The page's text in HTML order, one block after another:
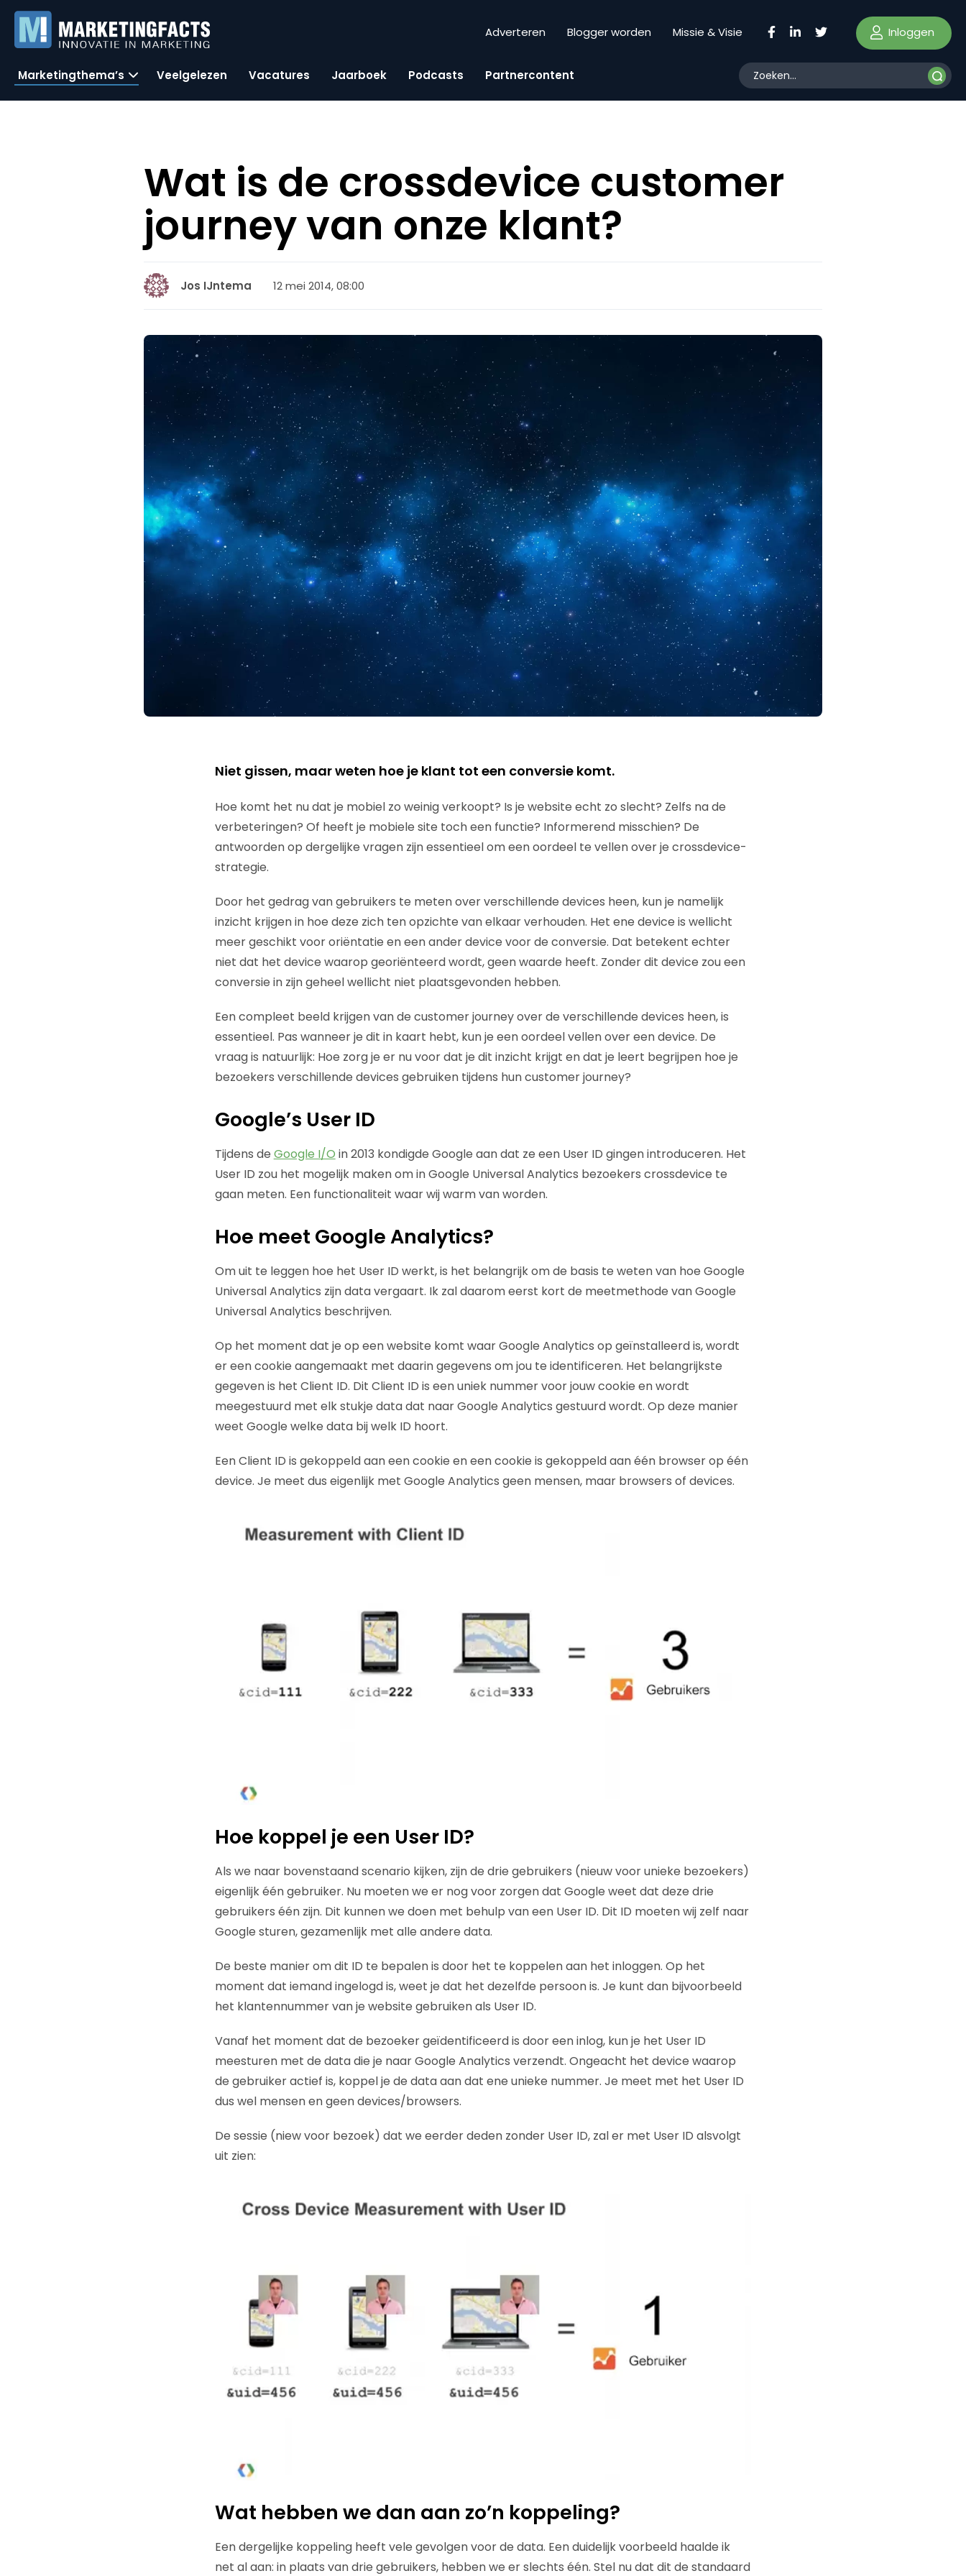
Adverteren Blogger worden Missie & Visie Inloggen
Marketingthema’s Veelgelezen Vacatures Jaarboek Podcasts Partnercontent
Wat is de crossdevice customer
journey van onze klant?
Jos IJntema 12 mei 2014, 08:00
Niet gissen, maar weten hoe je klant tot een conversie komt.
Hoe komt het nu dat je mobiel zo weinig verkoopt? Is je website echt zo slecht? Zelfs na de
verbeteringen? Of heeft je mobiele site toch een functie? Informerend misschien? De
antwoorden op dergelijke vragen zijn essentieel om een oordeel te vellen over je crossdevice-
strategie.
Door het gedrag van gebruikers te meten over verschillende devices heen, kun je namelijk
inzicht krijgen in hoe deze zich ten opzichte van elkaar verhouden. Het ene device is wellicht
meer geschikt voor oriëntatie en een ander device voor de conversie. Dat betekent echter
niet dat het device waarop georiënteerd wordt, geen waarde heeft. Zonder dit device zou een
conversie in zijn geheel wellicht niet plaatsgevonden hebben.
Een compleet beeld krijgen van de customer journey over de verschillende devices heen, is
essentieel. Pas wanneer je dit in kaart hebt, kun je een oordeel vellen over een device. De
vraag is natuurlijk: Hoe zorg je er nu voor dat je dit inzicht krijgt en dat je leert begrijpen hoe je
bezoekers verschillende devices gebruiken tijdens hun customer journey?
Google’s User ID
Tijdens de Google I/O in 2013 kondigde Google aan dat ze een User ID gingen introduceren. Het
User ID zou het mogelijk maken om in Google Universal Analytics bezoekers crossdevice te
gaan meten. Een functionaliteit waar wij warm van worden.
Hoe meet Google Analytics?
Om uit te leggen hoe het User ID werkt, is het belangrijk om de basis te weten van hoe Google
Universal Analytics zijn data vergaart. Ik zal daarom eerst kort de meetmethode van Google
Universal Analytics beschrijven.
Op het moment dat je op een website komt waar Google Analytics op geïnstalleerd is, wordt
er een cookie aangemaakt met daarin gegevens om jou te identificeren. Het belangrijkste
gegeven is het Client ID. Dit Client ID is een uniek nummer voor jouw cookie en wordt
meegestuurd met elk stukje data dat naar Google Analytics gestuurd wordt. Op deze manier
weet Google welke data bij welk ID hoort.
Een Client ID is gekoppeld aan een cookie en een cookie is gekoppeld aan één browser op één
device. Je meet dus eigenlijk met Google Analytics geen mensen, maar browsers of devices.
Hoe koppel je een User ID?
Als we naar bovenstaand scenario kijken, zijn de drie gebruikers (nieuw voor unieke bezoekers)
eigenlijk één gebruiker. Nu moeten we er nog voor zorgen dat Google weet dat deze drie
gebruikers één zijn. Dit kunnen we doen met behulp van een User ID. Dit ID moeten wij zelf naar
Google sturen, gezamenlijk met alle andere data.
De beste manier om dit ID te bepalen is door het te koppelen aan het inloggen. Op het
moment dat iemand ingelogd is, weet je dat het dezelfde persoon is. Je kunt dan bijvoorbeeld
het klantennummer van je website gebruiken als User ID.
Vanaf het moment dat de bezoeker geïdentificeerd is door een inlog, kun je het User ID
meesturen met de data die je naar Google Analytics verzendt. Ongeacht het device waarop
de gebruiker actief is, koppel je de data aan dat ene unieke nummer. Je meet met het User ID
dus wel mensen en geen devices/browsers.
De sessie (niew voor bezoek) dat we eerder deden zonder User ID, zal er met User ID alsvolgt
uit zien:
Wat hebben we dan aan zo’n koppeling?
Een dergelijke koppeling heeft vele gevolgen voor de data. Een duidelijk voorbeeld haalde ik
net al aan: in plaats van drie gebruikers, hebben we er slechts één. Stel nu dat dit de standaard